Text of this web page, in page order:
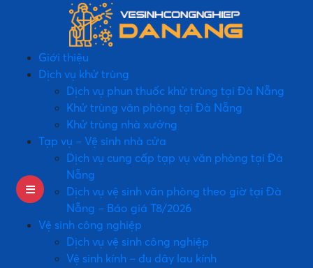
Giới thiệu
Dịch vụ khử trùng
Dịch vụ phun thuốc khử trùng tại Đà Nẵng
Khử trùng văn phòng tại Đà Nẵng
Khử trùng nhà xưởng
Tạp vụ – Vệ sinh nhà cửa
Dịch vụ cung cấp tạp vụ văn phòng tại Đà
Nẵng
Dịch vụ vệ sinh văn phòng theo giờ tại Đà
Nẵng – Báo giá T8/2026
Vệ sinh công nghiệp
Dịch vụ vệ sinh công nghiệp
Vệ sinh kính – đu dây lau kính